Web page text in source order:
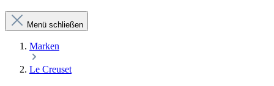
Menü schließen
Marken
Le Creuset